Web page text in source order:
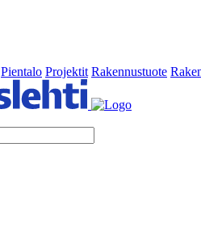
Pientalo Projektit Rakennustuote